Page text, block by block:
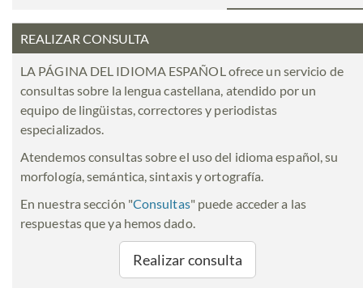
REALIZAR CONSULTA
LA PÁGINA DEL IDIOMA ESPAÑOL ofrece un servicio de
consultas sobre la lengua castellana, atendido por un
equipo de lingüistas, correctores y periodistas
especializados.
Atendemos consultas sobre el uso del idioma español, su
morfología, semántica, sintaxis y ortografía.
En nuestra sección "Consultas" puede acceder a las
respuestas que ya hemos dado.
Realizar consulta